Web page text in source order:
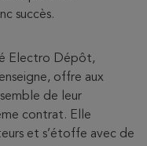
succès.
Electro Dépôt,
offre aux
de leur
contrat. Elle
et s’étoffe avec de